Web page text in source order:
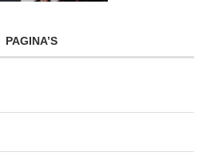
PAGINA’S